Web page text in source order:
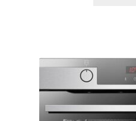
Placas de Cocción
Política de privacidad